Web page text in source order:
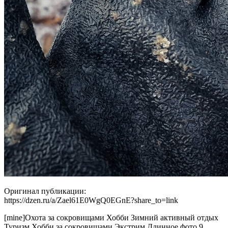
Оригинал публикации:
https://dzen.ru/a/Zael61E0WgQ0EGnE?share_to=link
[mine]Охота за сокровищами Хобби Зимний активный отдых